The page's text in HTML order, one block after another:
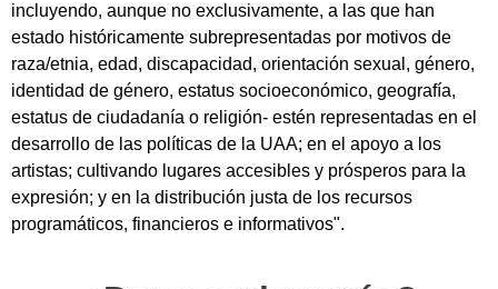
incluyendo, aunque no exclusivamente, a las que han
estado históricamente subrepresentadas por motivos de
raza/etnia, edad, discapacidad, orientación sexual, género,
identidad de género, estatus socioeconómico, geografía,
estatus de ciudadanía o religión- estén representadas en el
desarrollo de las políticas de la UAA; en el apoyo a los
artistas; cultivando lugares accesibles y prósperos para la
expresión; y en la distribución justa de los recursos
programáticos, financieros e informativos".